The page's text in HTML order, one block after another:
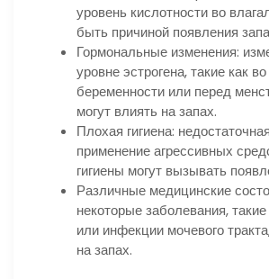
уровень кислотности во
быть причиной появления
Гормональные изменения:
уровне эстрогена, такие как
беременности или перед
могут влиять на запах.
Плохая гигиена:
применение агрессивных
гигиены могут вызывать
Различные медицинские
некоторые заболевания,
или инфекции мочевого
на запах.